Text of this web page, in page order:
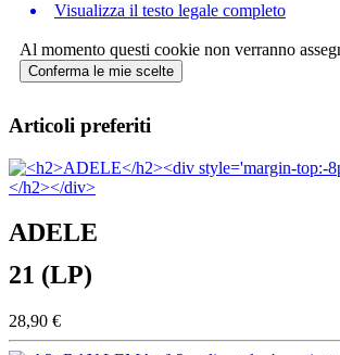
Visualizza il testo legale completo
Al momento questi cookie non verranno
Conferma le mie scelte
Articoli preferiti
ADELE
21 (LP)
28,90 €